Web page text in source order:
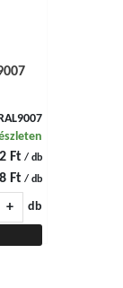
Ft / db
Ft / db
+ db